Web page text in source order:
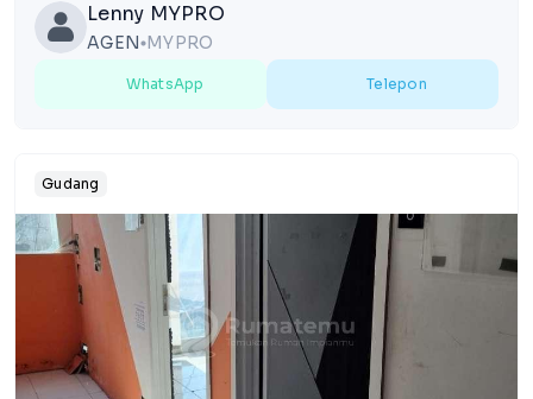
Lenny MYPRO
AGEN lens MYPRO
WhatsApp Telepon
Gudang